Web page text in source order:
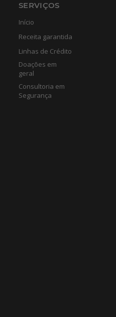
SERVIÇOS
Início
Receita garantida
Linhas de Crédito
Doações em
geral
Consultoria em
Segurança